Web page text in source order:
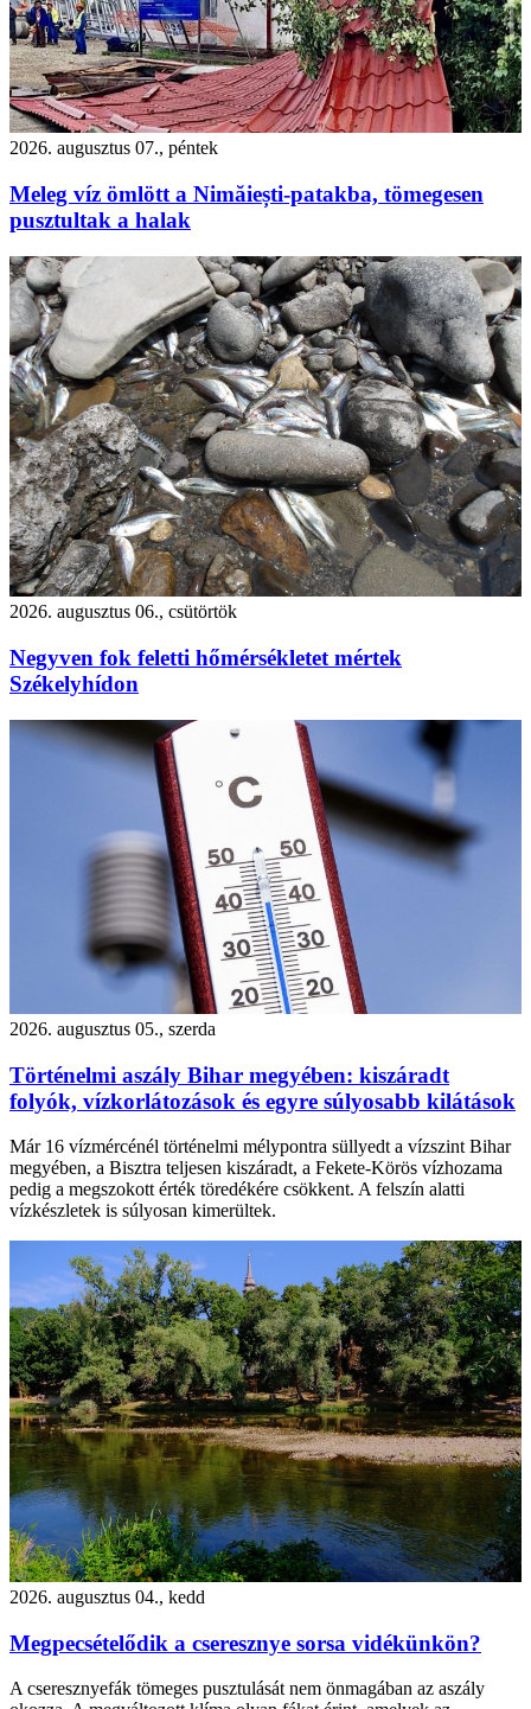
2026. augusztus 07., péntek
Meleg víz ömlött a Nimăiești-patakba, tömegesen
pusztultak a halak
2026. augusztus 06., csütörtök
Negyven fok feletti hőmérsékletet mértek
Székelyhídon
2026. augusztus 05., szerda
Történelmi aszály Bihar megyében: kiszáradt
folyók, vízkorlátozások és egyre súlyosabb kilátások
Már 16 vízmércénél történelmi mélypontra süllyedt a vízszint Bihar
megyében, a Bisztra teljesen kiszáradt, a Fekete-Körös vízhozama
pedig a megszokott érték töredékére csökkent. A felszín alatti
vízkészletek is súlyosan kimerültek.
2026. augusztus 04., kedd
Megpecsételődik a cseresznye sorsa vidékünkön?
A cseresznyefák tömeges pusztulását nem önmagában az aszály